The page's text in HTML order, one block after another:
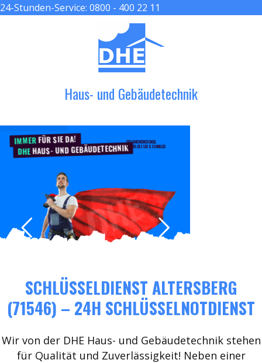
24-Stunden-Service: 0800 - 400 22 11
Haus- und Gebäudetechnik
IMMERFÜR SIE DA!
DHEHAUS- UND GEBÄUDETECHNIK
DER HANDWERKER ENGEL
GRÖßER, BESSER & SCHNELLER
SCHLÜSSELDIENST ALTERSBERG
(71546) – 24H SCHLÜSSELNOTDIENST
Wir von der DHE Haus- und Gebäudetechnik stehen
für Qualität und Zuverlässigkeit! Neben einer